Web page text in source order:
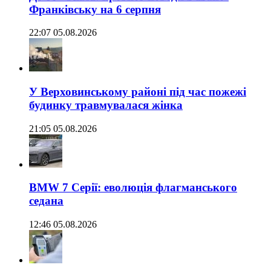
Франківську на 6 серпня
22:07 05.08.2026
У Верховинському районі під час пожежі
будинку травмувалася жінка
21:05 05.08.2026
BMW 7 Серії: еволюція флагманського
седана
12:46 05.08.2026